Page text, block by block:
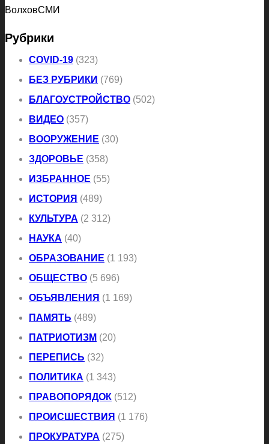
ВолховСМИ
Рубрики
COVID-19 (323)
БЕЗ РУБРИКИ (769)
БЛАГОУСТРОЙСТВО (502)
ВИДЕО (357)
ВООРУЖЕНИЕ (30)
ЗДОРОВЬЕ (358)
ИЗБРАННОЕ (55)
ИСТОРИЯ (489)
КУЛЬТУРА (2 312)
НАУКА (40)
ОБРАЗОВАНИЕ (1 193)
ОБЩЕСТВО (5 696)
ОБЪЯВЛЕНИЯ (1 169)
ПАМЯТЬ (489)
ПАТРИОТИЗМ (20)
ПЕРЕПИСЬ (32)
ПОЛИТИКА (1 343)
ПРАВОПОРЯДОК (512)
ПРОИСШЕСТВИЯ (1 176)
ПРОКУРАТУРА (275)